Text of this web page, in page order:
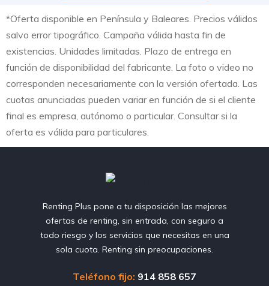
*Oferta disponible en Península y Baleares. Precios válidos
salvo error tipográfico. Campaña válida hasta fin de
existencias. Unidades limitadas. Plazo de entrega en
función de disponibilidad del fabricante. La foto o video no
corresponden necesariamente con la versión ofertada. Las
cuotas anunciadas pueden variar en función de si el cliente
final es empresa, autónomo o particular. Consultar si la
oferta es válida para particulares.
Renting Plus pone a tu disposición las mejores
ofertas de renting, sin entrada, con seguro a
todo riesgo y los servicios que necesitas en una
sola cuota. Renting sin preocupaciones.
Teléfono fijo: 914 858 657